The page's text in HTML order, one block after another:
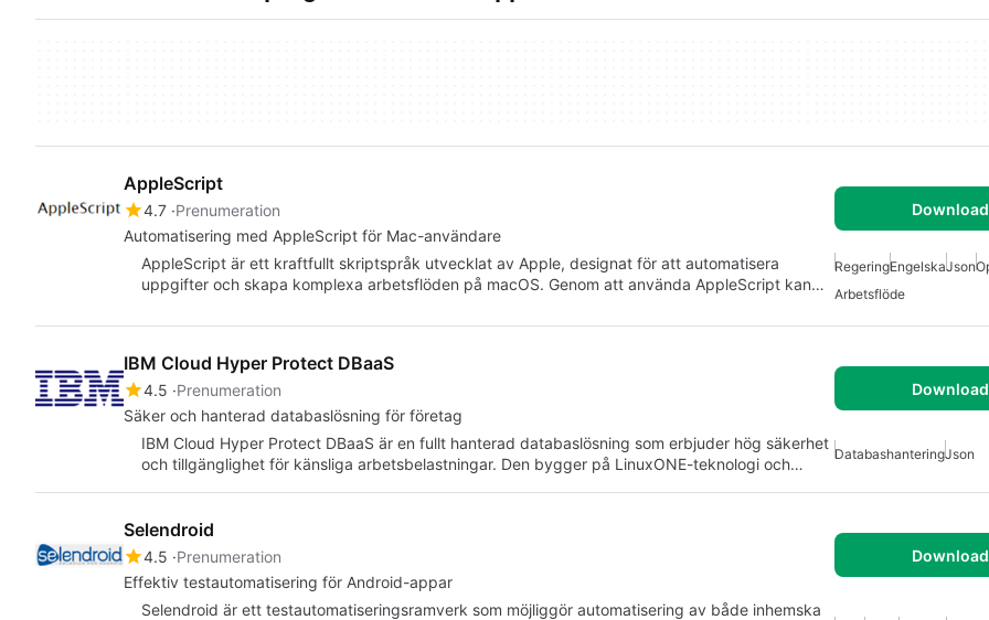
AppleScript
4.7 Prenumeration
Automatisering med AppleScript för Mac-användare
AppleScript är ett kraftfullt skriptspråk utvecklat av Apple, designat för att automatisera
uppgifter och skapa komplexa arbetsflöden på macOS. Genom att använda AppleScript kan…
RegeringEngelskaJson
Arbetsflöde
IBM Cloud Hyper Protect DBaaS
4.5 Prenumeration
Säker och hanterad databaslösning för företag
IBM Cloud Hyper Protect DBaaS är en fullt hanterad databaslösning som erbjuder hög säkerhet
och tillgänglighet för känsliga arbetsbelastningar. Den bygger på LinuxONE-teknologi och…
DatabashanteringJson
Selendroid
4.5 Prenumeration
Effektiv testautomatisering för Android-appar
Selendroid är ett testautomatiseringsramverk som möjliggör automatisering av både inhemska